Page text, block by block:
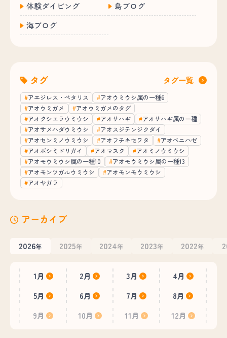
体験ダイビング
島ブログ
海ブログ
タグ タグ一覧
アエジレス・ペタリス
アオウミウシ属の一種6
アオウミガメ
アオウミガメのタグ
アオクシエラウミウシ
アオサハギ
アオサハギ属の一種
アオサメハダウミウシ
アオスジテンジクダイ
アオセンミノウミウシ
アオフチキセワタ
アオベニハゼ
アオボシミドリガイ
アオマスク
アオミノウミウシ
アオモウミウシ属の一種10
アオモウミウシ属の一種13
アオモンツガルウミウシ
アオモンモウミウシ
アオヤガラ
アーカイブ
2026年 2025年 2024年 2023年 2022年
1月 2月 3月
4月
5月
6月 7月
8月
9月
10月 11月 12月